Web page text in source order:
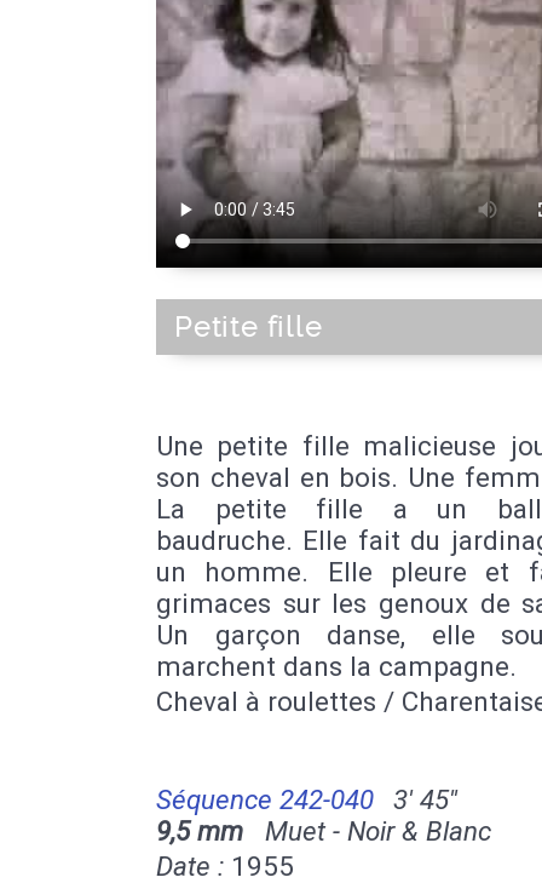
Petite fille
Une petite fille malicieuse
son cheval en bois. Une
La petite fille a un
baudruche. Elle fait du
un homme. Elle pleure et
grimaces sur les genoux de
Un garçon danse, elle
marchent dans la campagne.
Cheval à roulettes /
Séquence 242-040
3' 45''
9,5 mm Muet - Noir & Blanc
Date : 1955